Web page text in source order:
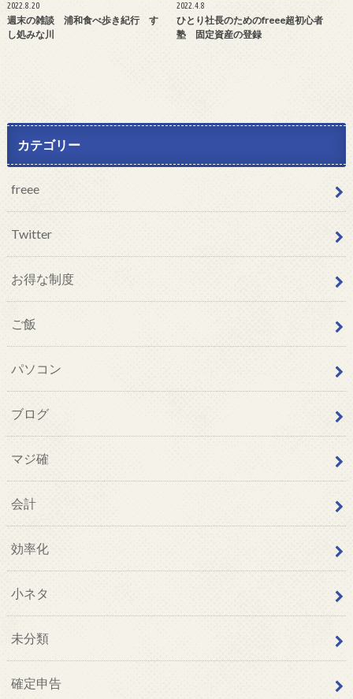
2022.8.20
週末の雑談 浦和食べ歩き紀行 す
し処みな川
2022.4.8
ひとり社長のためのfreee超初心者
塾 固定資産の登録
カテゴリー
freee
Twitter
お得な制度
ご飯
パソコン
ブログ
マジ確
会計
効率化
小ネタ
未分類
確定申告